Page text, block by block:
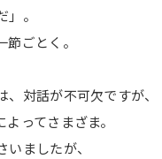
。
ごとく。
対話が不可欠ですが、
ってさまざま。
ましたが、